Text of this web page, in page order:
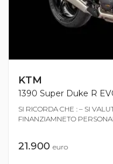
KTM
1390 Super Duke R
SI RICORDA CHE : – SI
FINANZIAMNETO
21.900 euro